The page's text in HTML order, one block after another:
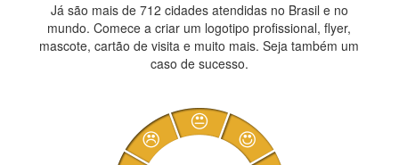
Já são mais de 712 cidades atendidas no Brasil e no
mundo. Comece a criar um logotipo profissional, flyer,
mascote, cartão de visita e muito mais. Seja também um
caso de sucesso.